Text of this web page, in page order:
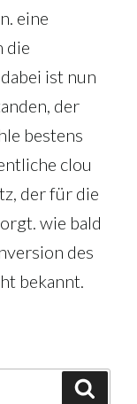
eine
die
ist nun
der
bestens
clou
der für die
wie bald
des
bekannt.